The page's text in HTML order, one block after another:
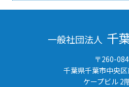
一般社団法人 千
〒260-
千葉県千葉市中央
ケープビル 2